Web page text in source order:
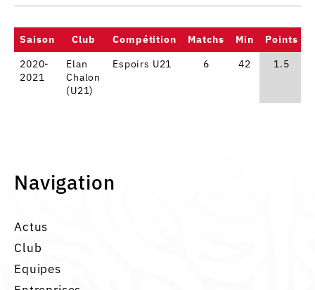
Saison Club Compétition Matchs Min Points
2020-
2021
Elan
Chalon
(U21)
Espoirs U21 6 42 1.5
Navigation
Actus
Club
Equipes